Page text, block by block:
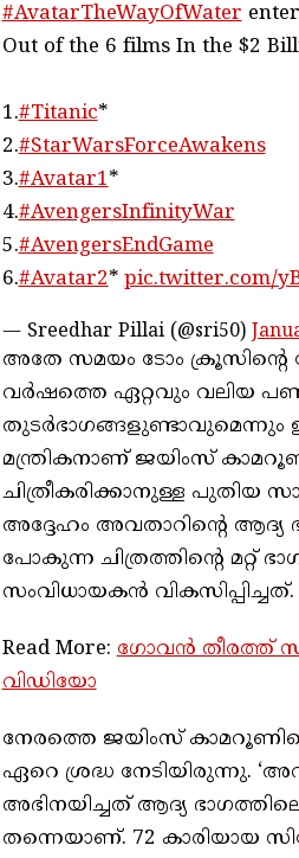
#AvatarTheWayOfWater
Out of the 6 films In the $2
1.#Titanic*
2.#StarWarsForceAwakens
3.#Avatar1*
4.#AvengersInfinityWar
5.#AvengersEndGame
6.#Avatar2*pic.twitter.com/
— Sreedhar Pillai (@sri50)
അതേ സമയം ടോം ക്രൂസിന്റെ
വർഷത്തെ ഏറ്റവും വലിയ പണം
തുടർഭാഗങ്ങളുണ്ടാവുമെന്നും
മന്ത്രികനാണ് ജയിംസ്
ചിത്രീകരിക്കാനുള്ള പുതിയ
അദ്ദേഹം അവതാറിന്റെ ആദ്യ
പോകുന്ന ചിത്രത്തിന്റെ മറ്റ്
സംവിധായകൻ വികസിപ്പിച്ചത്.
Read More:ഗോവൻ തീരത്ത്
വിഡിയോ
നേരത്തെ ജയിംസ്
ഏറെ ശ്രദ്ധ നേടിയിരുന്നു.
അഭിനയിച്ചത് ആദ്യ
തന്നെയാണ്. 72 കാരിയായ